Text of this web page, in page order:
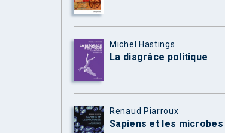
Michel Hastings
La disgrâce politique
Renaud Piarroux
Sapiens et les microbes